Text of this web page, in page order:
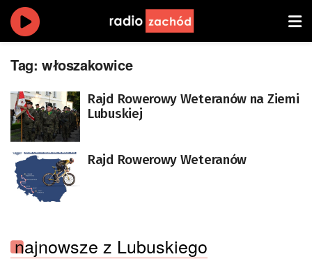
Tag: włoszakowice
Rajd Rowerowy Weteranów na Ziemi
Lubuskiej
Rajd Rowerowy Weteranów
najnowsze z Lubuskiego